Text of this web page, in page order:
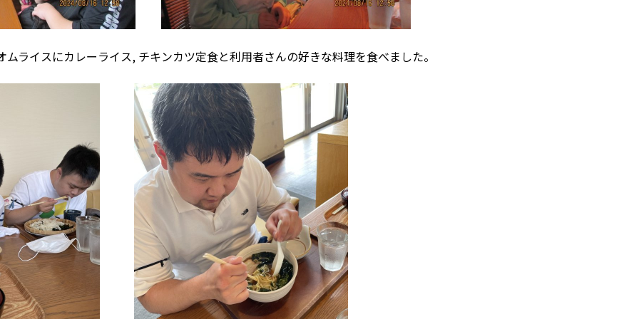
ライスにカレーライス, チキンカツ定食と利用者さんの好きな料理を食べました。